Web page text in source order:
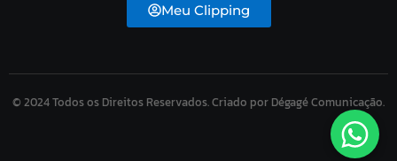
Meu Clipping
© 2024 Todos os Direitos Reservados. Criado por Dégagé Comunicação.